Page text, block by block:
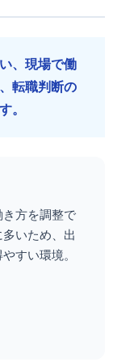
、現場で働
転職判断の
。
方を調整で
いため、出
すい環境。